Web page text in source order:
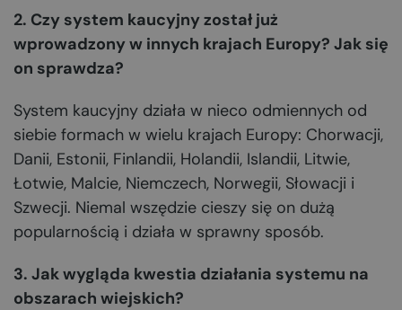
2. Czy system kaucyjny został już
wprowadzony w innych krajach Europy? Jak się
on sprawdza?
System kaucyjny działa w nieco odmiennych od
siebie formach w wielu krajach Europy: Chorwacji,
Danii, Estonii, Finlandii, Holandii, Islandii, Litwie,
Łotwie, Malcie, Niemczech, Norwegii, Słowacji i
Szwecji. Niemal wszędzie cieszy się on dużą
popularnością i działa w sprawny sposób.
3. Jak wygląda kwestia działania systemu na
obszarach wiejskich?